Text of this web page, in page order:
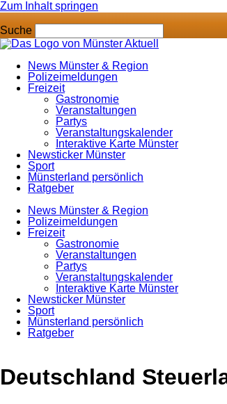
Zum Inhalt springen
Suche
News Münster & Region
Polizeimeldungen
Freizeit
Gastronomie
Veranstaltungen
Partys
Veranstaltungskalender
Interaktive Karte Münster
Newsticker Münster
Sport
Münsterland persönlich
Ratgeber
News Münster & Region
Polizeimeldungen
Freizeit
Gastronomie
Veranstaltungen
Partys
Veranstaltungskalender
Interaktive Karte Münster
Newsticker Münster
Sport
Münsterland persönlich
Ratgeber
Anzeige
Deutschland